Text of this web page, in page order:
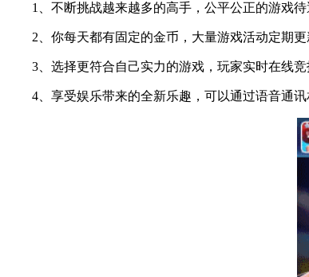
1、不断挑战越来越多的高手，公平公正的游戏待
2、你每天都有固定的金币，大量游戏活动定期更
3、选择更符合自己实力的游戏，玩家实时在线竞
4、享受娱乐带来的全新乐趣，可以通过语音通讯